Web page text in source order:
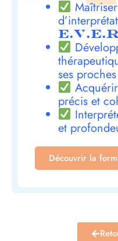
ses
précis et
et
Découvrir la